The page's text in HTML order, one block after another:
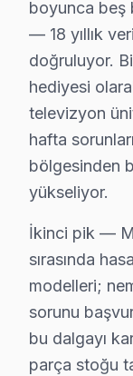
Fiyatları
Avcılar
Avcılar
Garanti
Fabrika
Avcılar
İstanbul
Fabrika
Bir de şunu
Kısaca
boyunca beş
— 18 yıllık
doğruluyor.
hediyesi
televizyon
hafta
bölgesinden
yükseliyor.
İkinci pik —
sırasında
modelleri;
sorunu
bu dalgayı
parça stoğu